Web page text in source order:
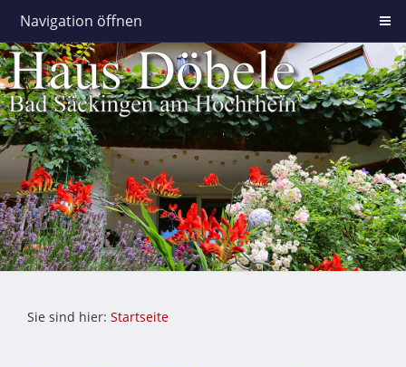
Navigation öffnen
Sie sind hier: Startseite